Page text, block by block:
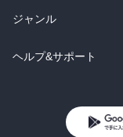
BL・TL
雑誌・グラビア
BL・TL
ラノベ
雑誌・グラビア
総合
ラノベ
ジャンル
コミック
ライトノベル
ヘルプ&サポート
よくあるご質問